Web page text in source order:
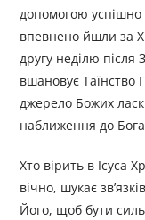
допомогою успішно
впевнено йшли за
другу неділю після
вшановує Таїнство
джерело Божих
наближення до
Хто вірить в Ісуса
вічно, шукає
Його, щоб бути